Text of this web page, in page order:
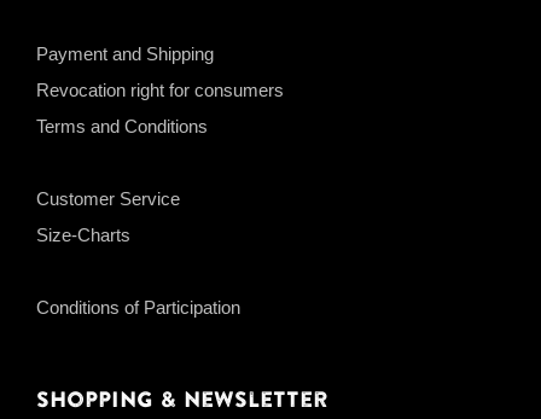
Payment and Shipping
Revocation right for consumers
Terms and Conditions
Customer Service
Size-Charts
Conditions of Participation
Shopping & Newsletter